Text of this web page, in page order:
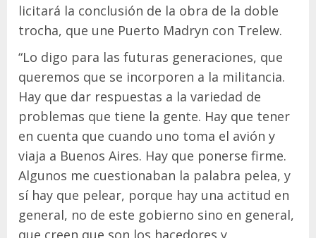
licitará la conclusión de la obra de la doble
trocha, que une Puerto Madryn con Trelew.
“Lo digo para las futuras generaciones, que
queremos que se incorporen a la militancia.
Hay que dar respuestas a la variedad de
problemas que tiene la gente. Hay que tener
en cuenta que cuando uno toma el avión y
viaja a Buenos Aires. Hay que ponerse firme.
Algunos me cuestionaban la palabra pelea, y
sí hay que pelear, porque hay una actitud en
general, no de este gobierno sino en general,
que creen que son los hacedores y